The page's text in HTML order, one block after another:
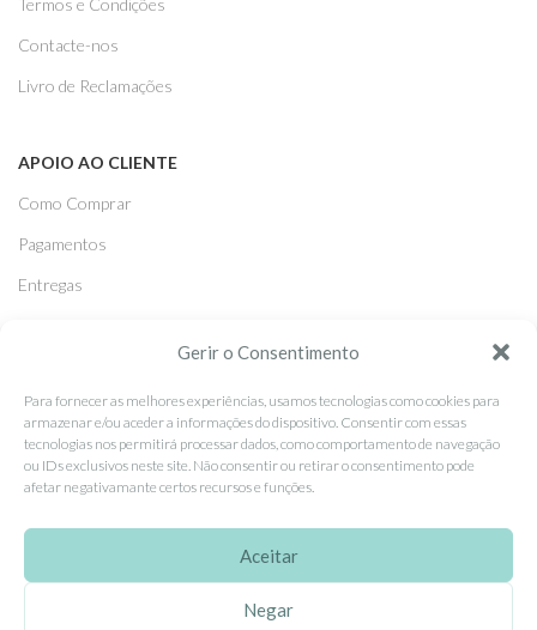
Gerir o Consentimento
Para fornecer as melhores experiências, usamos tecnologias como cookies para
armazenar e/ou aceder a informações do dispositivo. Consentir com essas
tecnologias nos permitirá processar dados, como comportamento de navegação
ou IDs exclusivos neste site. Não consentir ou retirar o consentimento pode
afetar negativamante certos recursos e funções.
Aceitar
Negar
Contacte-nos
Livro de Reclamações
APOIO AO CLIENTE
Como Comprar
Pagamentos
Entregas
SEGUE-NOS
Facebook
Instagram
Pinterest